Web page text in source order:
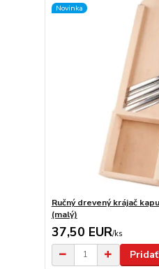
Novinka
Ručný drevený krájač
(malý)
37,50 EUR/ks